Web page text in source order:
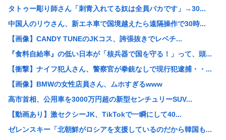
タトゥー彫り師さん「刺青入れてる奴は全員バカです」→30...
中国人のリウさん、新エネ車で国境越えたら遠隔操作で30時...
【画像】CANDY TUNEのJKコス、誇張抜きでレベチ...
『食料自給率』の低い日本が「核兵器で国を守る！」って、頭...
【衝撃】ナイフ犯人さん、警察官が拳銃なしで現行犯逮捕・・...
【画像】BMWの女性店員さん、ムホすぎるwww
高市首相、公用車を3000万円超の新型センチュリーSUV...
【動画あり】激セクシーJK、TikTokで一瞬にして40...
ゼレンスキー「北朝鮮がロシアを支援しているのだから韓国も...